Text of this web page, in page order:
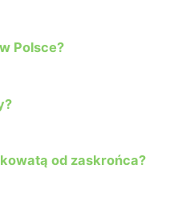
Polsce?
od zaskrońca?